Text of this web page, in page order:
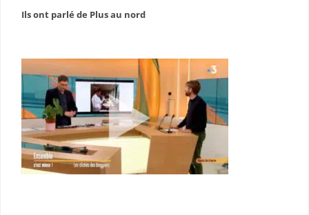
Ils ont parlé de Plus au nord